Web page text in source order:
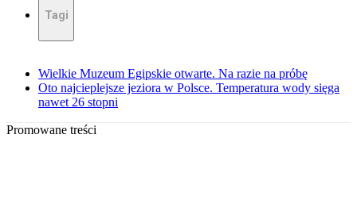
Tagi
Wielkie Muzeum Egipskie otwarte. Na razie na próbę
Oto najcieplejsze jeziora w Polsce. Temperatura wody sięga
nawet 26 stopni
Promowane treści